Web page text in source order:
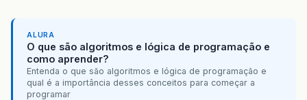
ALURA
O que são algoritmos e lógica de programação e
como aprender?
Entenda o que são algoritmos e lógica de programação e
qual é a importância desses conceitos para começar a
programar